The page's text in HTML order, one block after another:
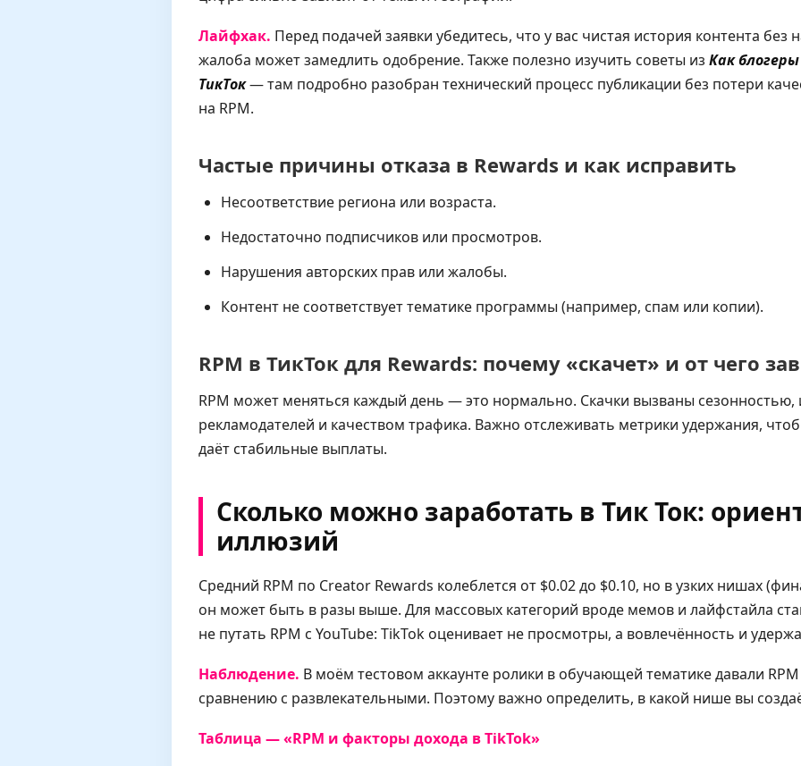
Лайфхак. Перед подачей заявки убедитесь, что у вас чистая история контента
жалоба может замедлить одобрение. Также полезно изучить советы из Как
ТикТок— там подробно разобран технический процесс публикации без потери
на RPM.
Частые причины отказа в Rewards и как исправить
Несоответствие региона или возраста.
Недостаточно подписчиков или просмотров.
Нарушения авторских прав или жалобы.
Контент не соответствует тематике программы (например, спам или копии).
RPM в ТикТок для Rewards: почему «скачет» и от чего
RPM может меняться каждый день — это нормально. Скачки вызваны
рекламодателей и качеством трафика. Важно отслеживать метрики удержания,
даёт стабильные выплаты.
Сколько можно заработать в Тик Ток:
иллюзий
Средний RPM по Creator Rewards колеблется от $0.02 до $0.10, но в узких нишах
он может быть в разы выше. Для массовых категорий вроде мемов и лайфстайла
не путать RPM с YouTube: TikTok оценивает не просмотры, а вовлечённость и
Наблюдение. В моём тестовом аккаунте ролики в обучающей тематике давали
сравнению с развлекательными. Поэтому важно определить, в какой нише вы
Таблица — «RPM и факторы дохода в TikTok»